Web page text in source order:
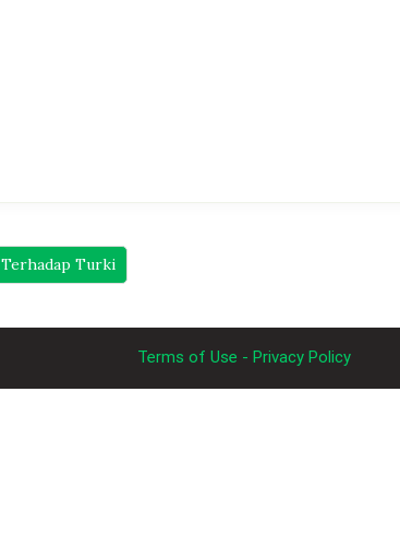
Turki
Terms of Use - Privacy Policy